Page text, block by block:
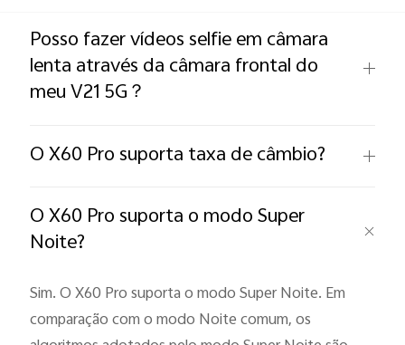
Posso fazer vídeos selfie em câmara
lenta através da câmara frontal do
meu V21 5G？
O X60 Pro suporta taxa de câmbio?
O X60 Pro suporta o modo Super
Noite?
Sim. O X60 Pro suporta o modo Super Noite. Em
comparação com o modo Noite comum, os